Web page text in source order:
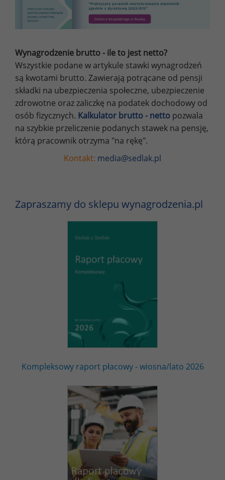
Wynagrodzenie brutto - ile to jest netto?
Wszystkie podane w artykule stawki wynagrodzeń
są kwotami brutto. Zawierają potrącane od pensji
składki na ubezpieczenia społeczne, ubezpieczenie
zdrowotne oraz zaliczkę na podatek dochodowy od
osób fizycznych. Kalkulator brutto - netto pozwala
na szybkie przeliczenie podanych stawek na pensję,
którą pracownik otrzyma "na rękę".
Kontakt: media@sedlak.pl
Zapraszamy do sklepu wynagrodzenia.pl
Kompleksowy raport płacowy - wiosna/lato 2026